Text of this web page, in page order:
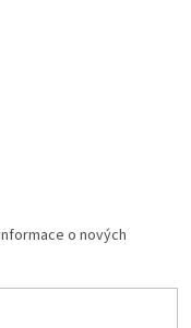
o nových